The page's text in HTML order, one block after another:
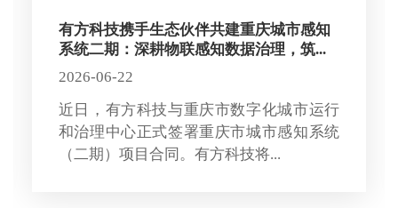
有方科技携手生态伙伴共建重庆城市感知
系统二期：深耕物联感知数据治理，筑...
2026-06-22
近日，有方科技与重庆市数字化城市运行
和治理中心正式签署重庆市城市感知系统
（二期）项目合同。有方科技将...